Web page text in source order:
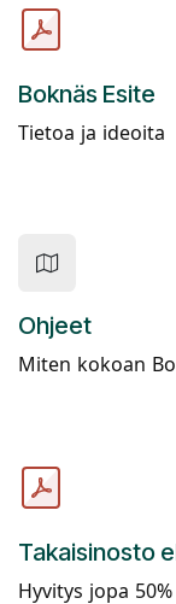
Boknäs Esite
Tietoa ja ideoita
Ohjeet
Miten kokoan
Takaisinosto
Hyvitys jopa